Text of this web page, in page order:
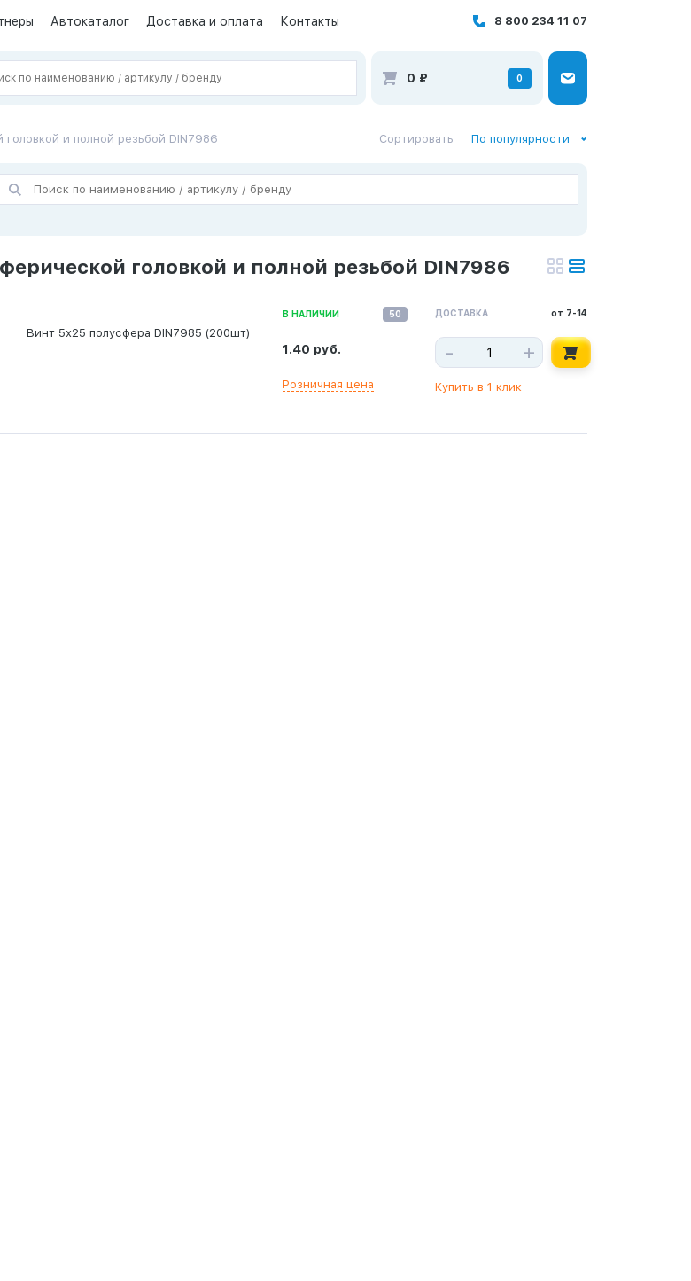
Автокаталог Доставка и оплата Контакты 8 800 234 11 07
0 ₽ 0
головкой и полной резьбой DIN7986 Сортировать По популярности
головкой и полной резьбой DIN7986
Винт 5х25 полусфера DIN7985 (200шт)
В НАЛИЧИИ 50
1.40 руб.
Розничная цена
ДОСТАВКА от 7-14
- +
Купить в 1 клик